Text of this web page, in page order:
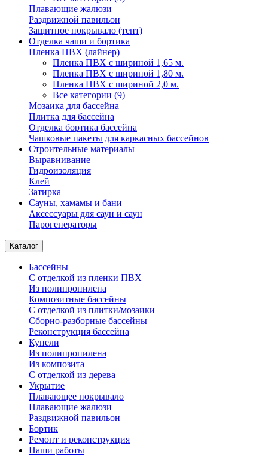
Плавающие жалюзи
Раздвижной павильон
Защитное покрывало (тент)
Отделка чаши и бортика
Пленка ПВХ (лайнер)
Пленка ПВХ с шириной 1,65 м.
Пленка ПВХ с шириной 1,80 м.
Пленка ПВХ с шириной 2,0 м.
Все категории (9)
Мозаика для бассейна
Плитка для бассейна
Отделка бортика бассейна
Чашковые пакеты для каркасных бассейнов
Строительные материалы
Выравнивание
Гидроизоляция
Клей
Затирка
Сауны, хамамы и бани
Аксессуары для саун и саун
Парогенераторы
Каталог
Бассейны
С отделкой из пленки ПВХ
Из полипропилена
Композитные бассейны
С отделкой из плитки/мозаики
Сборно-разборные бассейны
Реконструкция бассейна
Купели
Из полипропилена
Из композита
С отделкой из дерева
Укрытие
Плавающее покрывало
Плавающие жалюзи
Раздвижной павильон
Бортик
Ремонт и реконструкция
Наши работы